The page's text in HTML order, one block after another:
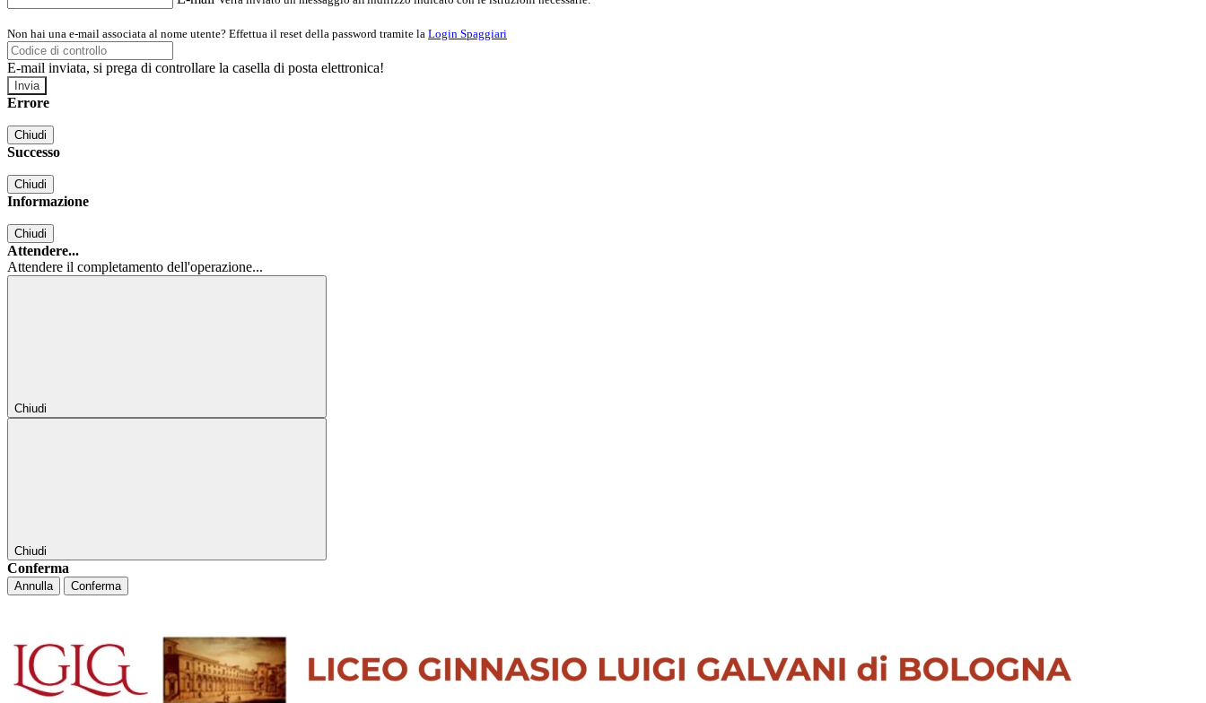
Non hai una e-mail associata al nome utente? Effettua il reset della password tramite la Login Spaggiari
E-mail inviata, si prega di controllare la casella di posta elettronica!
Errore
Chiudi
Successo
Chiudi
Informazione
Chiudi
Attendere...
Attendere il completamento dell'operazione...
Chiudi
Chiudi
Conferma
Annulla Conferma